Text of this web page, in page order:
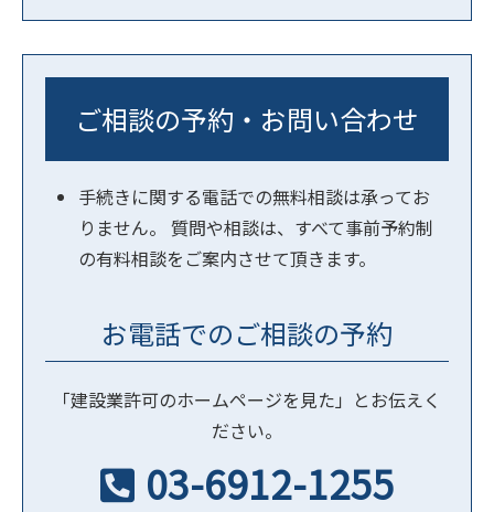
ご相談の予約・お問い合わせ
手続きに関する電話での無料相談は承ってお
りません。 質問や相談は、すべて事前予約制
の有料相談をご案内させて頂きます。
お電話でのご相談の予約
「建設業許可のホームページを見た」とお伝えく
ださい。
03-6912-1255